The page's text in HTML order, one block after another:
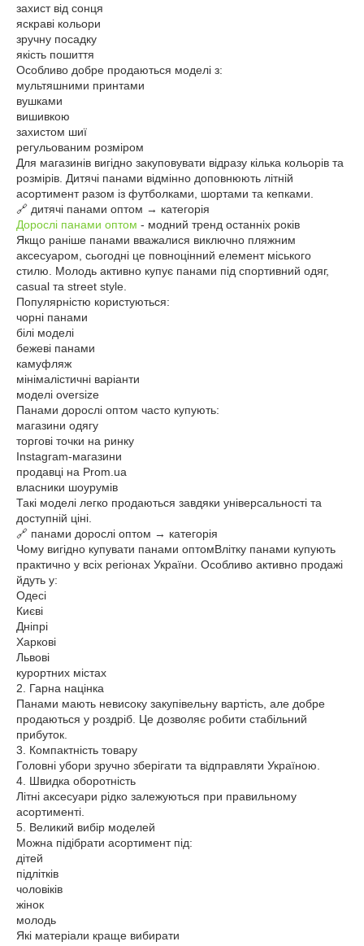
захист від сонця
яскраві кольори
зручну посадку
якість пошиття
Особливо добре продаються моделі з:
мультяшними принтами
вушками
вишивкою
захистом шиї
регульованим розміром
Для магазинів вигідно закуповувати відразу кілька кольорів та
розмірів. Дитячі панами відмінно доповнюють літній
асортимент разом із футболками, шортами та кепками.
🔗 дитячі панами оптом → категорія
Дорослі панами оптом - модний тренд останніх років
Якщо раніше панами вважалися виключно пляжним
аксесуаром, сьогодні це повноцінний елемент міського
стилю. Молодь активно купує панами під спортивний одяг,
casual та street style.
Популярністю користуються:
чорні панами
білі моделі
бежеві панами
камуфляж
мінімалістичні варіанти
моделі oversize
Панами дорослі оптом часто купують:
магазини одягу
торгові точки на ринку
Instagram-магазини
продавці на Prom.ua
власники шоурумів
Такі моделі легко продаються завдяки універсальності та
доступній ціні.
🔗 панами дорослі оптом → категорія
Чому вигідно купувати панами оптомВлітку панами купують
практично у всіх регіонах України. Особливо активно продажі
йдуть у:
Одесі
Києві
Дніпрі
Харкові
Львові
курортних містах
2. Гарна націнка
Панами мають невисоку закупівельну вартість, але добре
продаються у роздріб. Це дозволяє робити стабільний
прибуток.
3. Компактність товару
Головні убори зручно зберігати та відправляти Україною.
4. Швидка оборотність
Літні аксесуари рідко залежуються при правильному
асортименті.
5. Великий вибір моделей
Можна підібрати асортимент під:
дітей
підлітків
чоловіків
жінок
молодь
Які матеріали краще вибирати